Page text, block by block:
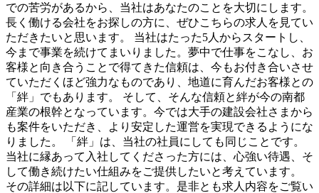
での苦労があるから、当社はあなたのことを大切にします。
長く働ける会社をお探しの方に、ぜひこちらの求人を見てい
ただきたいと思います。 当社はたった5人からスタートし、
今まで事業を続けてまいりました。夢中で仕事をこなし、お
客様と向き合うことで得てきた信頼は、今もお付き合いさせ
ていただくほど強力なものであり、地道に育んだお客様との
「絆」でもあります。 そして、そんな信頼と絆が今の南都
産業の根幹となっています。今では大手の建設会社さまから
も案件をいただき、より安定した運営を実現できるようにな
りました。 「絆」は、当社の社員にしても同じことです。
当社に縁あって入社してくださった方には、心強い待遇、そ
して働き続けたい仕組みをご提供したいと考えています。
その詳細は以下に記しています。是非とも求人内容をご覧い